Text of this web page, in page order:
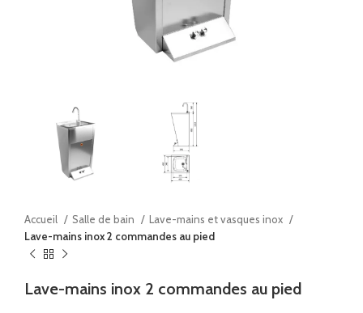
Accueil Salle de bain
Lave-mains et vasques inox
Lave-mains inox 2 commandes au pied
Lave-mains inox 2 commandes au pied